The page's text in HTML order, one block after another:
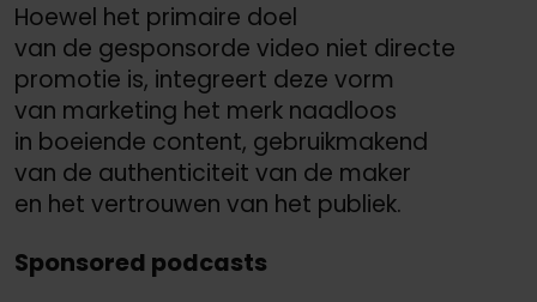
Hoewel het primaire doel
van de gesponsorde video niet directe
promotie is, integreert deze vorm
van marketing het merk naadloos
in boeiende content, gebruikmakend
van de authenticiteit van de maker
en het vertrouwen van het publiek.
Sponsored podcasts